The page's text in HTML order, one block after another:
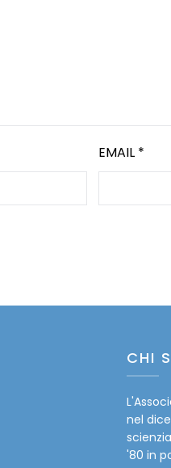
EMAIL *
CHI
nel
'80 in